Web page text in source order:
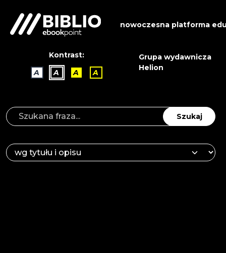
nowoczesna platforma
Kontrast:
A
A A A
Grupa wydawnicza
Helion
Szukaj